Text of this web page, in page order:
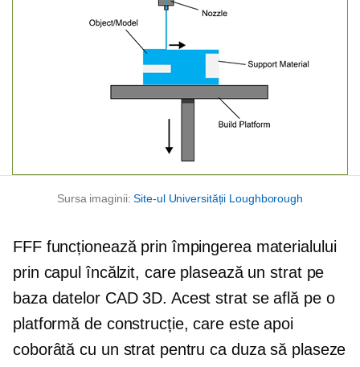
Sursa imaginii:Site-ul Universității Loughborough
FFF funcționează prin împingerea materialului
prin capul încălzit, care plasează un strat pe
baza datelor CAD 3D. Acest strat se află pe o
platformă de construcție, care este apoi
coborâtă cu un strat pentru ca duza să plaseze